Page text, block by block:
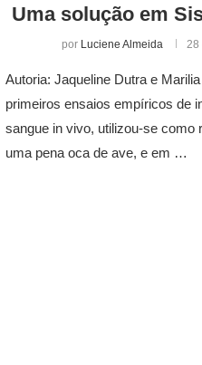
Uma solução em
por Luciene Almeida 28
Autoria: Jaqueline Dutra e
primeiros ensaios empíricos de
sangue in vivo, utilizou-se como
uma pena oca de ave, e em …